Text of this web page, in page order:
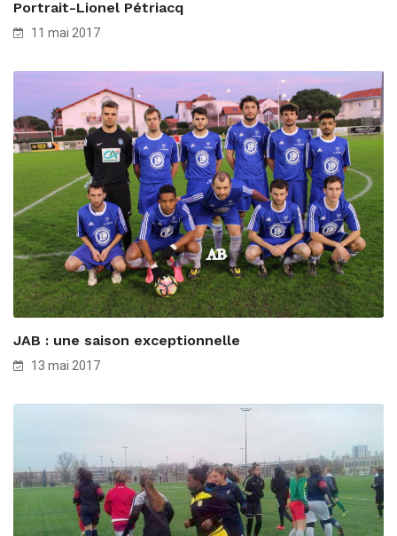
Portrait-Lionel Pétriacq
11 mai 2017
JAB : une saison exceptionnelle
13 mai 2017